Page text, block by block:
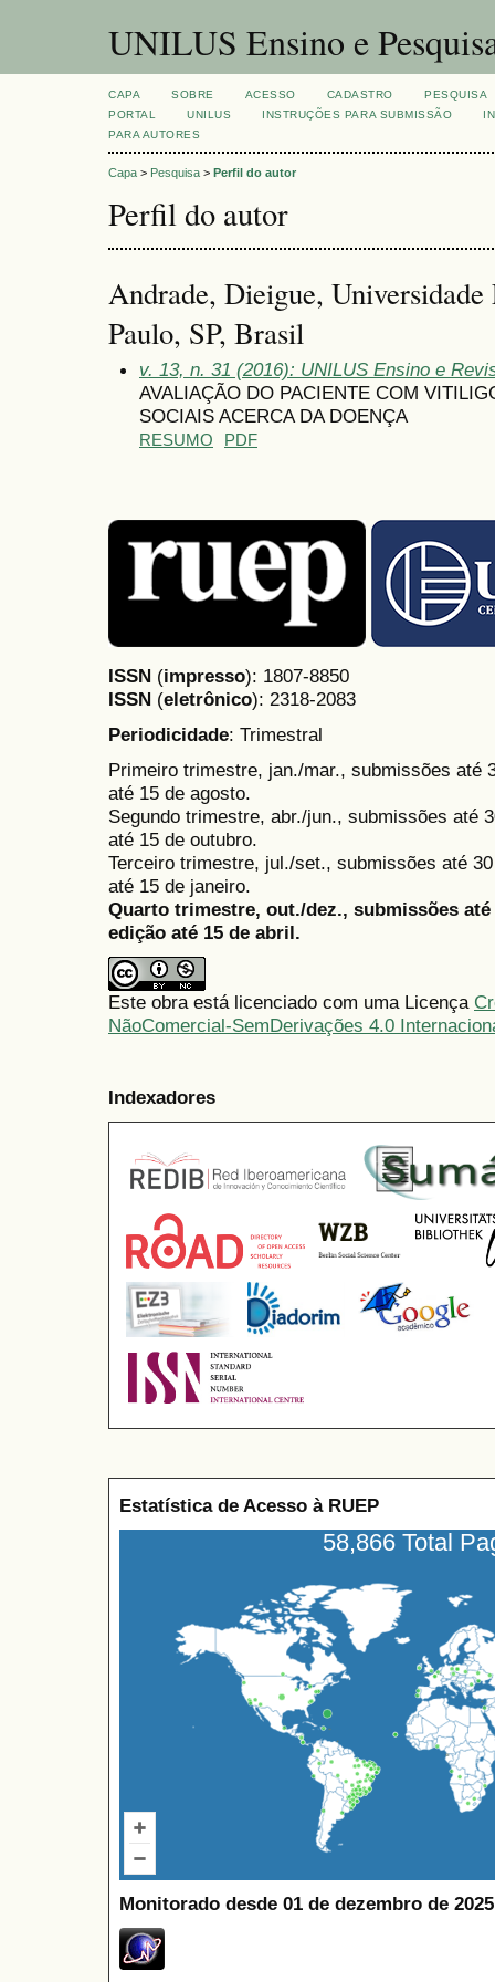
UNILUS Ensino e
CAPA SOBRE ACESSO CADASTRO
PESQUISA
PORTAL
UNILUS INSTRUÇÕES PARA SUBMISSÃO
PARA AUTORES
Capa > Pesquisa > Perfil do autor
Perfil do autor
Andrade, Dieigue, Universidade
Paulo, SP, Brasil
v. 13, n. 31 (2016): UNILUS Ensino e
AVALIAÇÃO DO PACIENTE COM
SOCIAIS ACERCA DA DOENÇA
RESUMO PDF
ISSN (impresso): 1807-8850
ISSN (eletrônico): 2318-2083
Periodicidade: Trimestral
Primeiro trimestre, jan./mar., submissões até
até 15 de agosto.
Segundo trimestre, abr./jun., submissões até
até 15 de outubro.
Terceiro trimestre, jul./set., submissões até
até 15 de janeiro.
Quarto trimestre, out./dez., submissões
edição até 15 de abril.
Este obra está licenciado com uma Licença
NãoComercial-SemDerivações 4.0
Indexadores
Estatística de Acesso à RUEP
58,866 Total
Monitorado desde 01 de dezembro de